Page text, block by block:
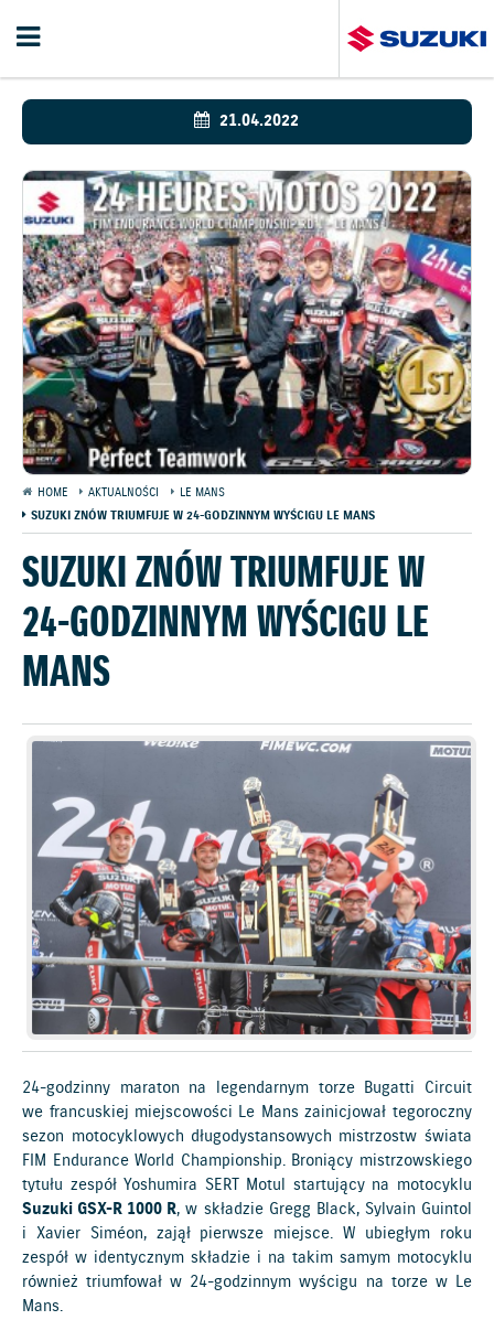
21.04.2022
HOME AKTUALNOŚCI
LE MANS
SUZUKI ZNÓW TRIUMFUJE W 24-GODZINNYM WYŚCIGU LE MANS
SUZUKI ZNÓW TRIUMFUJE W
24-GODZINNYM WYŚCIGU LE
MANS
24-godzinny maraton na legendarnym torze Bugatti Circuit
we francuskiej miejscowości Le Mans zainicjował tegoroczny
sezon motocyklowych długodystansowych mistrzostw świata
FIM Endurance World Championship. Broniący mistrzowskiego
tytułu zespół Yoshumira SERT Motul startujący na motocyklu
Suzuki GSX-R 1000 R, w składzie Gregg Black, Sylvain Guintol
i Xavier Siméon, zajął pierwsze miejsce. W ubiegłym roku
zespół w identycznym składzie i na takim samym motocyklu
również triumfował w 24-godzinnym wyścigu na torze w Le
Mans.